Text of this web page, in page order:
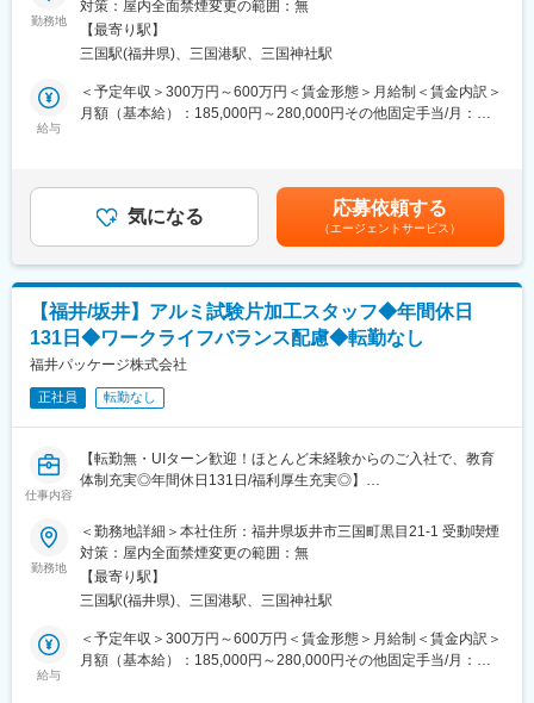
・実務経験を活かしキャリアアップを目指せる
■教育体制
サポートします。
■想定されるキャリアパス
出荷管理のスペシャリストや、希望により係長・課長等の管理職
を目指せます。嘱託制度で長期就業も可能です。
■企業の特徴/魅力
安定した職場環境と高い定着率。堅実な姿勢や着実な業務遂行を
重視し、長く働く人を応援します。
変更の範囲：会社の定める業務
■担当業務：
・製品の外観検査
・フォークリフト操作
・天井クレーン操作
包や運搬業務を担当していただきます。
具体的には、出荷前に製品の外観検査を行い、フォークリフトや
天井クレーンを使用して製品を安全に運搬します。
■キャリアパス：
資格取得（フォークリフト、天井クレーン）→実務経験を積む →
スペシャリスト
■モデル年収
30歳・経験８年／配偶者17,200円、役職9,000円、技能4,200円、
→年収５００万円（月収＋各種手当＋賞与３ヶ月）
当社では、社員が働きやすい環境を整えています。残業は少な
く、定時退社が基本です。また、定期的な健康診断や社内イベン
トも開催しており、社員間のコミュニケーションも大切にしてい
ます。
■仕事の魅力：
本ポジションでは、製品の品質を守り、運搬のサポートをするこ
勤務地
対策：屋内全面禁煙変更の範囲：無
【最寄り駅】
三国駅(福井県)、三国港駅、三国神社駅
給与
＜予定年収＞300万円～600万円＜賃金形態＞月給制＜賃金内訳＞
月額（基本給）：185,000円～280,000円その他固定手当/月：
る可能性があります。月給(月額)は固定手当を含めた表記です。
気になる 応募依頼する
（エージェントサービス）
【福井/坂井】アルミ試験片加工スタッフ◆年間休日
131日◆ワークライフバランス配慮◆転勤なし
福井パッケージ株式会社
正社員 転勤なし
仕事内容
【転勤無・UIターン歓迎！ほとんど未経験からのご入社で、教育
体制充実◎年間休日131日/福利厚生充実◎】
■概要：アルミ製品の試験片作成業務を担当し、高品質な製品を支
える役割を担っていただきます。
■担当業務：
・アルミ板の切断作業
・マシニング機械を使用した試験片の作成
■業務内容詳細：
・本ポジションでは、アルミ製品の試験片作成業務を担当してい
勤務地
＜勤務地詳細＞本社住所：福井県坂井市三国町黒目21-1 受動喫煙
対策：屋内全面禁煙変更の範囲：無
【最寄り駅】
三国駅(福井県)、三国港駅、三国神社駅
給与
＜予定年収＞300万円～600万円＜賃金形態＞月給制＜賃金内訳＞
月額（基本給）：185,000円～280,000円その他固定手当/月：